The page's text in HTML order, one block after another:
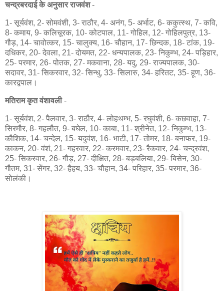
चन्द्रबरदाई के अनुसार राजवंश-
1- सूर्यवंश, 2- सोमवंशी, 3- राठौर, 4- अनंग, 5- अर्भाट, 6- ककुत्स्थ, 7- कवि,
8- कमाय, 9- कलिचूरक, 10- कोटपाल, 11- गोहिल, 12- गोहिलपुत्र, 13-
गौड़, 14- चावोत्कर, 15- चालुक्य, 16- चौहान, 17- छिन्दक, 18- टांक, 19-
दधिकर, 20- देवला, 21- दोयमत, 22- धन्यपालक, 23- निकुम्भ, 24- पड़िहार,
25- परमार, 26- पोतक, 27- मकवाना, 28- यदु, 29- राज्यपालक, 30-
सदावर, 31- सिकरवार, 32- सिन्धु, 33- सिलारु, 34- हरितट, 35- हूण, 36-
कारद्वपाल।
मतिराम कृत वंशावली-
1- सूर्यवंश, 2- पैलवार, 3- राठौर, 4- लोहथम्भ, 5- रघुवंशी, 6- कछवाहा, 7-
सिरमौर, 8- गहलौत, 9- बघेल, 10- काबा, 11- श्रीनेत, 12- निकुम्भ, 13-
कौशिक, 14- चन्देल, 15- यदुवंश, 16- भाटी, 17- तोमर, 18- बनाफर, 19-
काकन, 20- वंशं, 21- गहरवार, 22- करमवार, 23- रैकवार, 24- चन्द्रवंश,
25- सिकरवार, 26- गौड़, 27- दीक्षित, 28- बड़बलिया, 29- बिसेन, 30-
गौतम, 31- सेंगर, 32- हैहय, 33- चौहान, 34- परिहार, 35- परमार, 36-
सोलंकी।